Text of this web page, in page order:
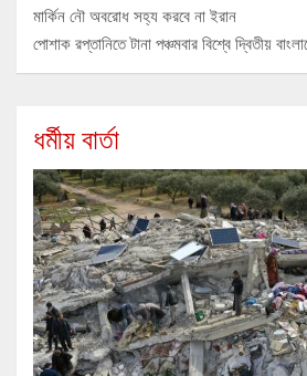
মার্কিন নৌ অবরোধ সহ্য করবে না ইরান
পোশাক রপ্তানিতে টানা পঞ্চমবার বিশ্বে দ্বিতীয়
ধর্মীয় বার্তা